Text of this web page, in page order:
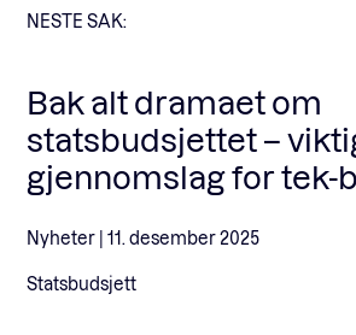
NESTE SAK:
Bak alt dramaet om
statsbudsjettet –
gjennomslag for tek-
Nyheter | 11. desember 2025
Statsbudsjett